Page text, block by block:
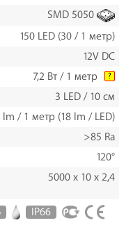
SMD 5050
150 LED (30 / 1 метр)
12V DC
7,2 Вт / 1 метр ?
3 LED / 10 см
lm / 1 метр (18 lm / LED)
>85 Ra
120°
5000 x 10 x 2,4
IP66